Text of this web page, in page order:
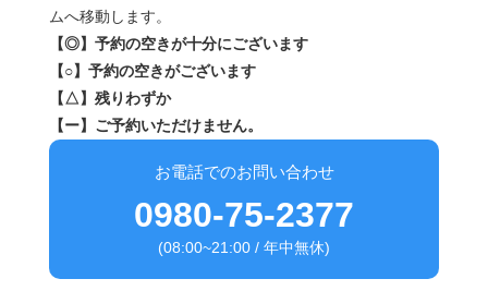
ムへ移動します。
【◎】予約の空きが十分にございます
【○】予約の空きがございます
【△】残りわずか
【ー】ご予約いただけません。
お電話でのお問い合わせ
0980-75-2377
(08:00~21:00 / 年中無休)